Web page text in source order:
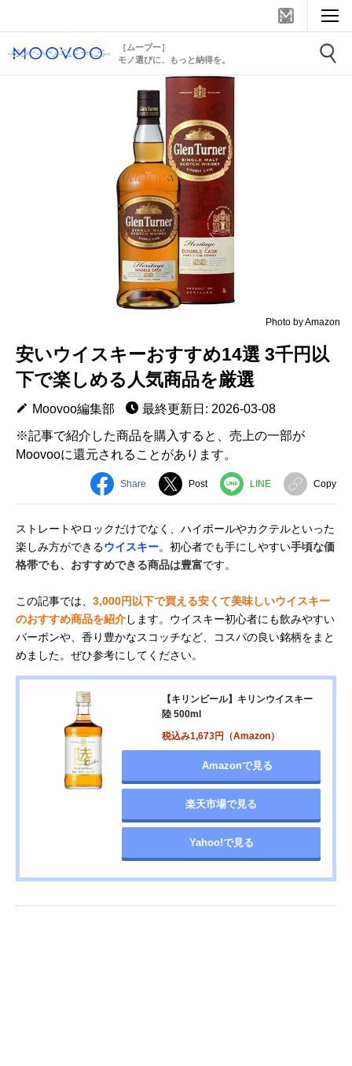
［ムーブー］
モノ選びに、もっと納得を。
Photo by Amazon
安いウイスキーおすすめ14選 3千円以
下で楽しめる人気商品を厳選
Moovoo編集部
最終更新日: 2026-03-08
※記事で紹介した商品を購入すると、売上の一部が
Moovooに還元されることがあります。
Share Post LINE Copy
ストレートやロックだけでなく、ハイボールやカクテルといった
楽しみ方ができるウイスキー。初心者でも手にしやすい手頃な価
格帯でも、おすすめできる商品は豊富です。
この記事では、 3,000円以下で買える安くて美味しいウイスキー
のおすすめ商品を紹介します。ウイスキー初心者にも飲みやすい
バーボンや、香り豊かなスコッチなど、コスパの良い銘柄をまと
めました。ぜひ参考にしてください。
【キリンビール】キリンウイスキー
陸 500ml
税込み1,673円（Amazon）
Amazonで見る
楽天市場で見る
Yahoo!で見る